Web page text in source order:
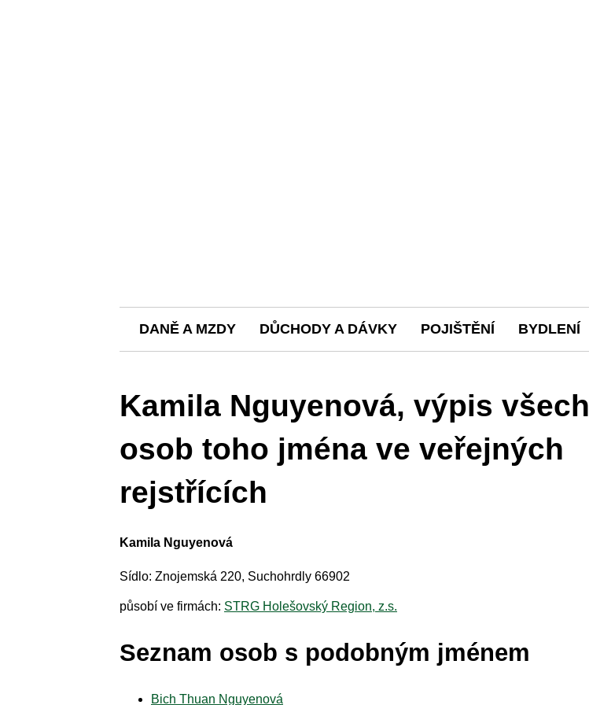
DANĚ A MZDY DŮCHODY A DÁVKY POJIŠTĚNÍ BYDLENÍ
Kamila Nguyenová, výpis všech
osob toho jména ve veřejných
rejstřících
Kamila Nguyenová
Sídlo: Znojemská 220, Suchohrdly 66902
působí ve firmách: STRG Holešovský Region, z.s.
Seznam osob s podobným jménem
Bich Thuan Nguyenová